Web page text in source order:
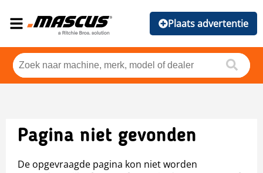
Plaats advertentie
Pagina niet gevonden
De opgevraagde pagina kon niet worden